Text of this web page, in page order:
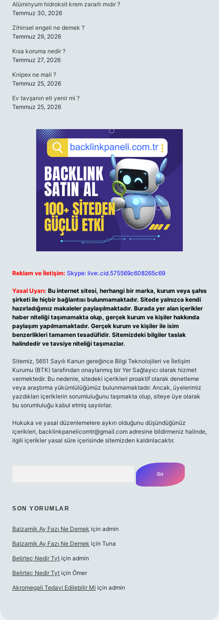
Alüminyum hidroksit krem zararlı mıdır ?
Temmuz 30, 2026
Zihinsel engeli ne demek ?
Temmuz 29, 2026
Kısa koruma nedir ?
Temmuz 27, 2026
Knipex ne mali ?
Temmuz 25, 2026
Ev tavşanın eti yenir mi ?
Temmuz 25, 2026
Reklam ve İletişim: Skype: live:.cid.575569c608265c69
Yasal Uyarı: Bu internet sitesi, herhangi bir marka, kurum veya şahıs
şirketi ile hiçbir bağlantısı bulunmamaktadır. Sitede yalnızca kendi
hazırladığımız makaleler paylaşılmaktadır. Burada yer alan içerikler
haber niteliği taşımamakta olup, gerçek kurum ve kişiler hakkında
paylaşım yapılmamaktadır. Gerçek kurum ve kişiler ile isim
benzerlikleri tamamen tesadüfidir. Sitemizdeki bilgiler taslak
halindedir ve tavsiye niteliği taşımazlar.
Sitemiz, 5651 Sayılı Kanun gereğince Bilgi Teknolojileri ve İletişim
Kurumu (BTK) tarafından onaylanmış bir Yer Sağlayıcı olarak hizmet
vermektedir. Bu nedenle, sitedeki içerikleri proaktif olarak denetleme
veya araştırma yükümlülüğümüz bulunmamaktadır. Ancak, üyelerimiz
yazdıkları içeriklerin sorumluluğunu taşımakta olup, siteye üye olarak
bu sorumluluğu kabul etmiş sayılırlar.
Hukuka ve yasal düzenlemelere aykırı olduğunu düşündüğünüz
içerikleri, backlinkpanelicomtr@gmail.com adresine bildirmeniz halinde,
ilgili içerikler yasal süre içerisinde sitemizden kaldırılacaktır.
SON YORUMLAR
Balzamik Ay Fazı Ne Demek için admin
Balzamik Ay Fazı Ne Demek için Tuna
Belirteç Nedir Tyt için admin
Belirteç Nedir Tyt için Ömer
Akromegali Tedavi Edilebilir Mi için admin